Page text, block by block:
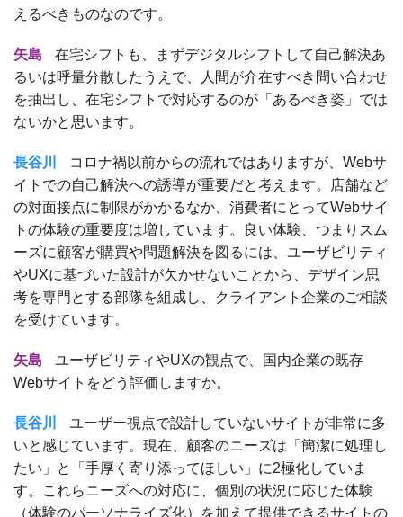
えるべきものなのです。
矢島
在宅シフトも、まずデジタルシフトして自己解決あ
るいは呼量分散したうえで、人間が介在すべき問い合わせ
を抽出し、在宅シフトで対応するのが「あるべき姿」では
ないかと思います。
長谷川
コロナ禍以前からの流れではありますが、Webサ
イトでの自己解決への誘導が重要だと考えます。店舗など
の対面接点に制限がかかるなか、消費者にとってWebサイ
トの体験の重要度は増しています。良い体験、つまりスム
ーズに顧客が購買や問題解決を図るには、ユーザビリティ
やUXに基づいた設計が欠かせないことから、デザイン思
考を専門とする部隊を組成し、クライアント企業のご相談
を受けています。
矢島
ユーザビリティやUXの観点で、国内企業の既存
Webサイトをどう評価しますか。
長谷川
ユーザー視点で設計していないサイトが非常に多
いと感じています。現在、顧客のニーズは「簡潔に処理し
たい」と「手厚く寄り添ってほしい」に2極化していま
す。これらニーズへの対応に、個別の状況に応じた体験
（体験のパーソナライズ化）を加えて提供できるサイトの